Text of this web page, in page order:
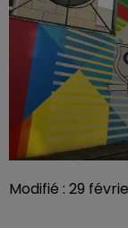
Modifié : 29